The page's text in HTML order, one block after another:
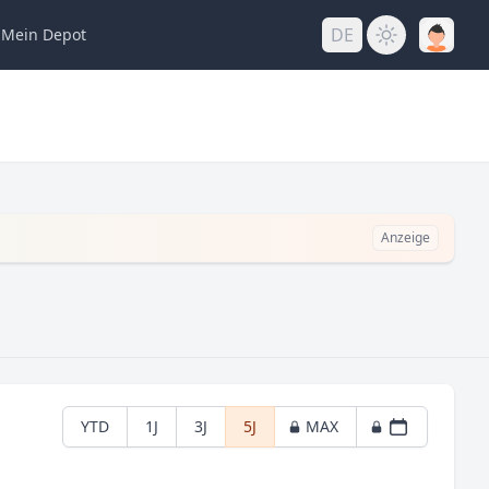
Mein Depot DE
Anzeige
YTD 1J 3J 5J MAX